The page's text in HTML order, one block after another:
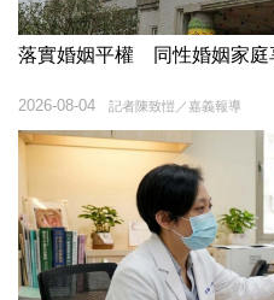
落實婚姻平權 同性婚姻家庭
記者陳致愷／嘉義報導
2026-08-04